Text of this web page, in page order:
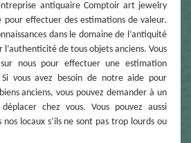
antiquaire Comptoir art jewelry
pour effectuer des estimations de valeur.
dans le domaine de l’antiquité
de tous objets anciens. Vous
nous pour effectuer une estimation
vous avez besoin de notre aide pour
anciens, vous pouvez demander à un
chez vous. Vous pouvez aussi
locaux s’ils ne sont pas trop lourds ou